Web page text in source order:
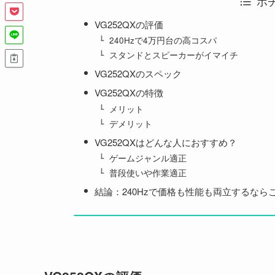
VG252QXの評価
240Hzで4万円台の高コスパ
スタンドとスピーカーがイマイチ
VG252QXのスペック
VG252QXの特徴
メリット
デメリット
VG252QXはどんな人におすすめ？
ゲームジャンル適正
普段使いや作業適正
結論：240Hzで価格も性能も両立するなら